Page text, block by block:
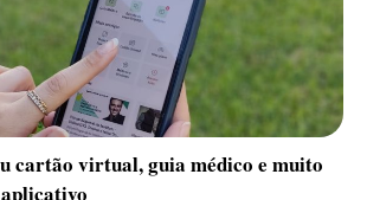
cartão virtual, guia médico e muito